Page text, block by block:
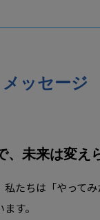
メッセージ
、未来は変え
私たちは「やって
す。